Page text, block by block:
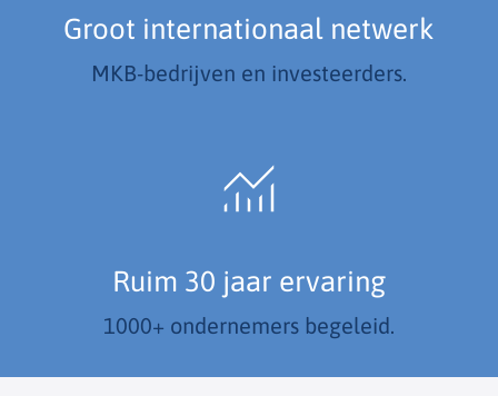
Groot internationaal netwerk
MKB-bedrijven en investeerders.
Ruim 30 jaar ervaring
1000+ ondernemers begeleid.